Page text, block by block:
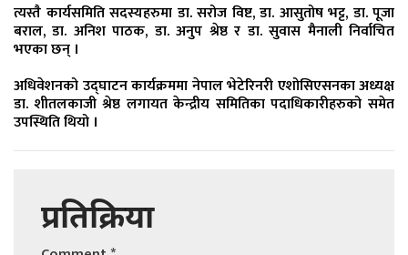
त्यस्तै कार्यसमिति सदस्यहरुमा डा. सरोज विष्ट, डा. आसुतोष भट्ट, डा. पूजा
बराल, डा. अनिश पाठक, डा. अनुप श्रेष्ठ र डा. सुवास मैनाली निर्वाचित
भएका छन् ।
अधिवेशनको उद्घाटन कार्यक्रममा नेपाल भेटेरिनरी एशोसिएसनका अध्यक्ष
डा. शीतलकाजी श्रेष्ठ लगायत केन्द्रीय समितिका पदाधिकारीहरुको समेत
उपस्थिति थियो ।
प्रतिक्रिया